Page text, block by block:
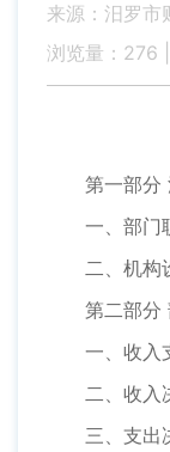
来源：汨罗市
浏览量： 276
第一部分
一、部门
二、机构
第二部分
一、收入
二、收入
三、支出